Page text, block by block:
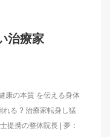
治療家
康の本質 を伝える身体
れる ? 治療家転身し猛
提携の整体院長 | 夢：